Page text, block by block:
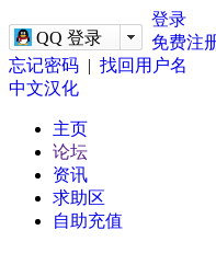
QQ 登录
登录
免费注
忘记密码 | 找回用户名
中文汉化
主页
论坛
资讯
求助区
自助充值